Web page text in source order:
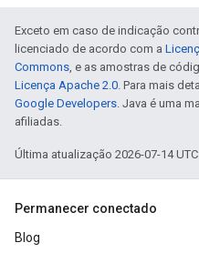
Exceto em caso de indicação
licenciado de acordo com a
Commons, e as amostras de
Licença Apache 2.0. Para mais
Google Developers. Java é uma
afiliadas.
Última atualização 2026-07-14
Permanecer conectado
Blog